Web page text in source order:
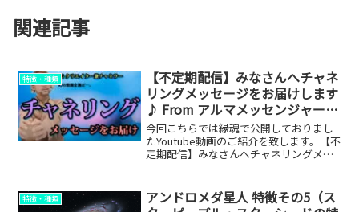
関連記事
特徴・種類
【不定期配信】みなさんへチャネ
リングメッセージをお届けします
♪ From アルマメッセンジャー雄
介 ☆第1動画目☆
今回こちらでは縁魂で公開しておりまし
たYoutube動画のご紹介を致します。【不
定期配信】みなさんへチャネリングメッ
アルマメッセンジャー雄介 #チャネリン
グ...
特徴・種類
アンドロメダ星人 特徴その5（ス